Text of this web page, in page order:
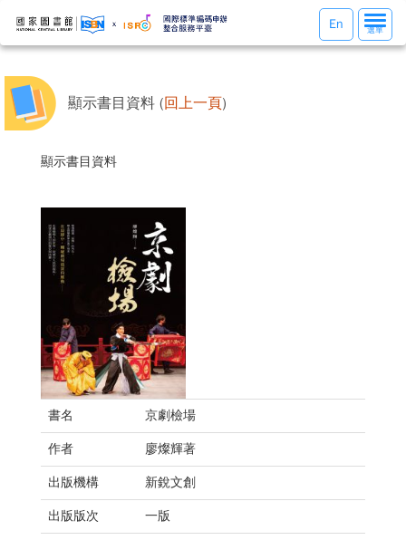
選
單
選單
En
顯示書目資料 (回上一頁)
顯示書目資料
書名 京劇檢場
作者 廖燦輝著
出版機構 新銳文創
出版版次 一版